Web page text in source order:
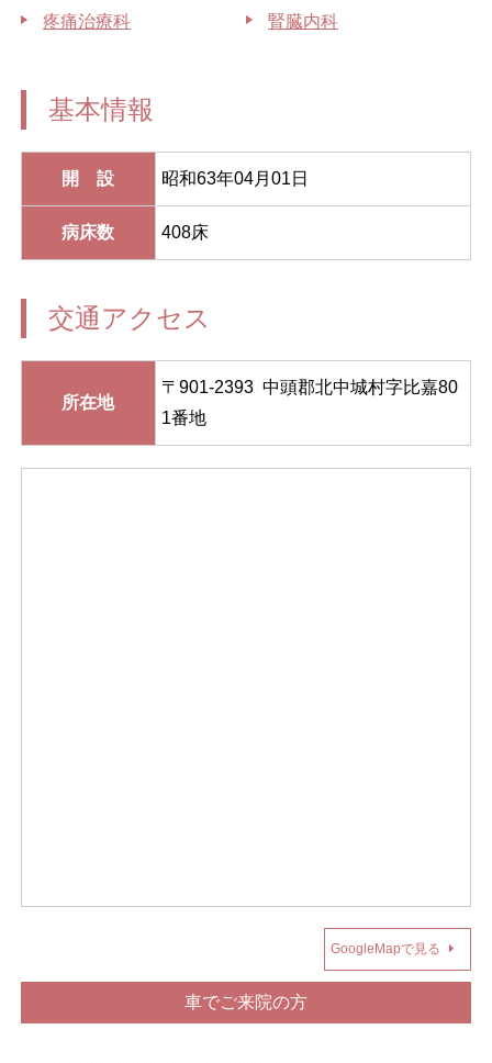
疼痛治療科 腎臓内科
基本情報
開 設 昭和63年04月01日
病床数 408床
交通アクセス
所在地
〒901-2393 中頭郡北中城村字比嘉80
1番地
GoogleMapで見る
車でご来院の方